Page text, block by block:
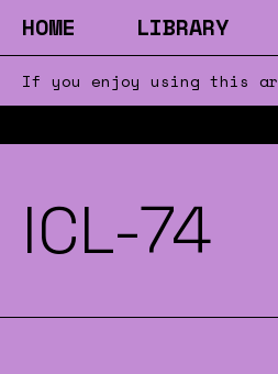
HOME LIBRARY
If you enjoy using this
ICL-74